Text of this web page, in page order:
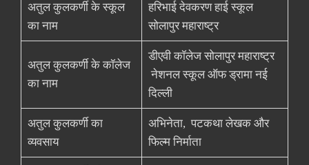
अतुल कुलकर्णी के स्कूल
का नाम
हरिभाई देवकरण हाई स्कूल
सोलापुर महाराष्ट्र
अतुल कुलकर्णी के कॉलेज
का नाम
डीएवी कॉलेज सोलापुर महाराष्ट्र
नेशनल स्कूल ऑफ ड्रामा नई
दिल्ली
अतुल कुलकर्णी का
व्यवसाय
अभिनेता, पटकथा लेखक और
फिल्म निर्माता